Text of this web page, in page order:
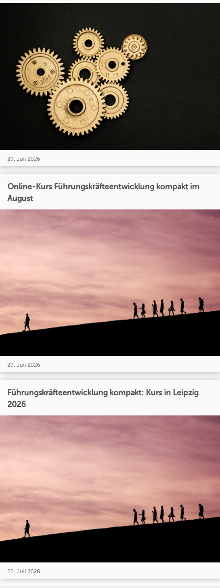
29. Juli 2026
Online-Kurs Führungskräfteentwicklung kompakt im
August
29. Juli 2026
Führungskräfteentwicklung kompakt: Kurs in Leipzig
2026
20. Juli 2026